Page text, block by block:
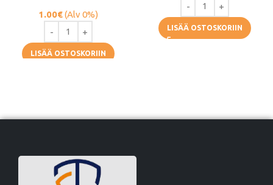
1.00€(Alv 0%)
LISÄÄ OSTOSKORIIN
LISÄÄ OSTOSKORIIN